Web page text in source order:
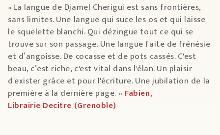
« La langue de Djamel Cherigui est sans frontières,
sans limites. Une langue qui suce les os et qui laisse
le squelette blanchi. Qui dézingue tout ce qui se
trouve sur son passage. Une langue faite de frénésie
et d’angoisse. De cocasse et de pots cassés. C'est
beau, c’est riche, c'est vital dans l'élan. Un plaisir
d'exister grâce et pour l'écriture. Une jubilation de la
première à la dernière page. » Fabien,
Librairie Decitre (Grenoble)